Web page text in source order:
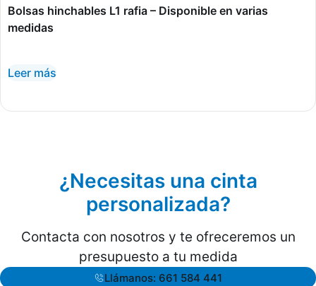
Bolsas hinchables L1 rafia – Disponible en varias
medidas
Leer más
¿Necesitas una cinta
personalizada?
Contacta con nosotros y te ofreceremos un
presupuesto a tu medida
Llámanos: 661 584 441